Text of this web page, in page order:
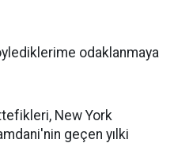
odaklanmaya
New York
geçen yılki